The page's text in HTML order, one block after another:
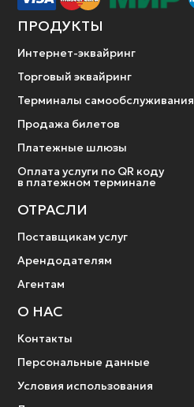
ПРОДУКТЫ
Интернет-эквайринг
Торговый эквайринг
Терминалы самообслуживания
Продажа билетов
Платежные шлюзы
Оплата услуги по QR коду
в платежном терминале
ОТРАСЛИ
Поставщикам услуг
Арендодателям
Агентам
О НАС
Контакты
Персональные данные
Условия использования